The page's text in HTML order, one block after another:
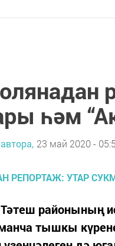
һәм
23 май 2020 -
районының
тышкы